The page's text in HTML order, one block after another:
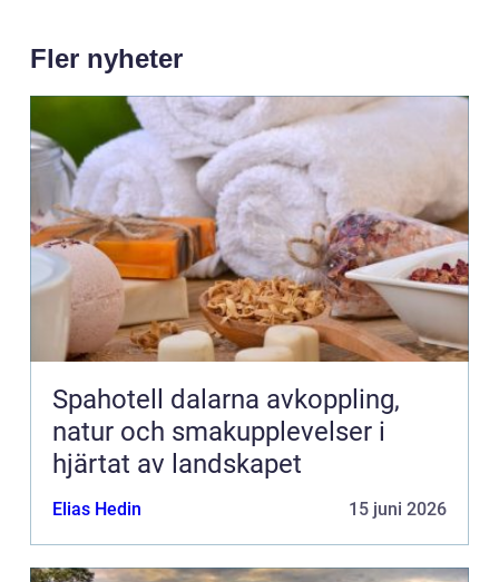
Fler nyheter
Spahotell dalarna avkoppling,
natur och smakupplevelser i
hjärtat av landskapet
Elias Hedin 15 juni 2026